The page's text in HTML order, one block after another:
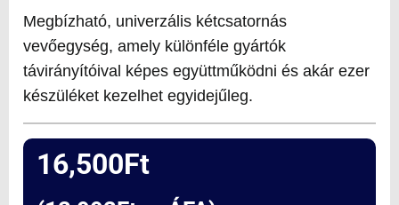
Megbízható, univerzális kétcsatornás
vevőegység, amely különféle gyártók
távirányítóival képes együttműködni és akár ezer
készüléket kezelhet egyidejűleg.
16,500Ft